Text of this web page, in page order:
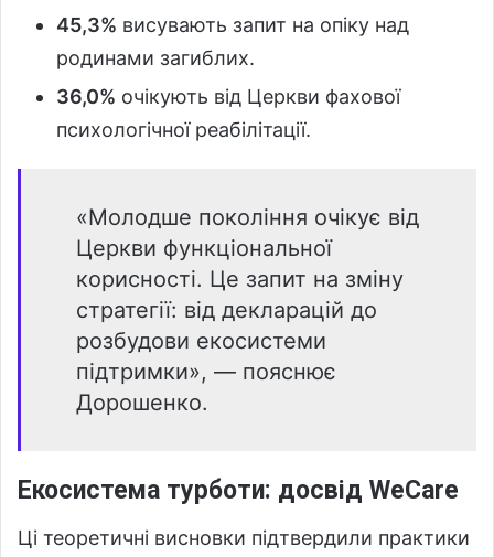
45,3% висувають запит на опіку над
родинами загиблих.
36,0% очікують від Церкви фахової
психологічної реабілітації.
«Молодше покоління очікує від
Церкви функціональної
корисності. Це запит на зміну
стратегії: від декларацій до
розбудови екосистеми
підтримки», — пояснює
Дорошенко.
Екосистема турботи: досвід WeCare
Ці теоретичні висновки підтвердили практики